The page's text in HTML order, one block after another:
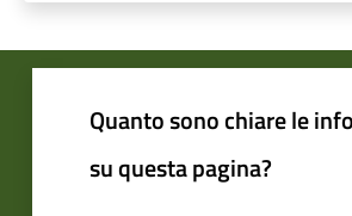
Quanto sono chiare le
su questa pagina?